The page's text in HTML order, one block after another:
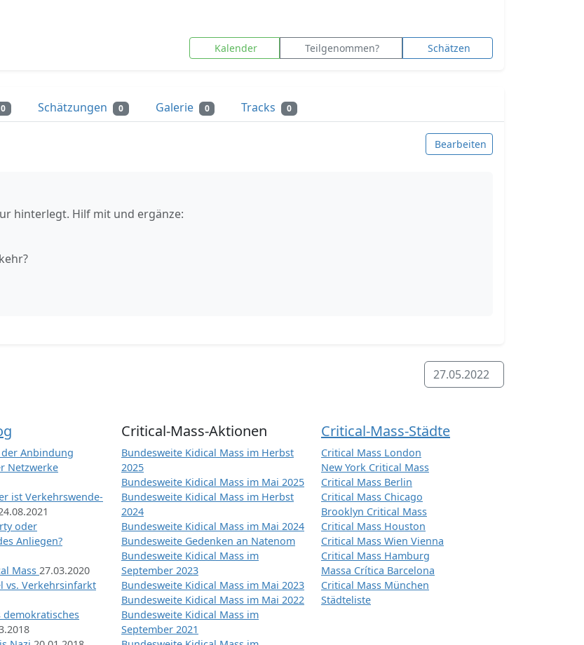
Kalender Teilgenommen? Schätzen
0 Schätzungen 0 Galerie 0 Tracks 0
Bearbeiten
hinterlegt. Hilf mit und ergänze:
27.05.2022
Anbindung
Netzwerke
ist Verkehrswende-
oder
Anliegen?
Mass 27.03.2020
vs. Verkehrsinfarkt
demokratisches
Critical-Mass-Aktionen
Bundesweite Kidical Mass im Herbst
2025
Bundesweite Kidical Mass im Mai 2025
Bundesweite Kidical Mass im Herbst
2024
Bundesweite Kidical Mass im Mai 2024
Bundesweite Gedenken an Natenom
Bundesweite Kidical Mass im
September 2023
Bundesweite Kidical Mass im Mai 2023
Bundesweite Kidical Mass im Mai 2022
Bundesweite Kidical Mass im
September 2021
Critical-Mass-Städte
Critical Mass London
New York Critical Mass
Critical Mass Berlin
Critical Mass Chicago
Brooklyn Critical Mass
Critical Mass Houston
Critical Mass Wien Vienna
Critical Mass Hamburg
Massa Crítica Barcelona
Critical Mass München
Städteliste